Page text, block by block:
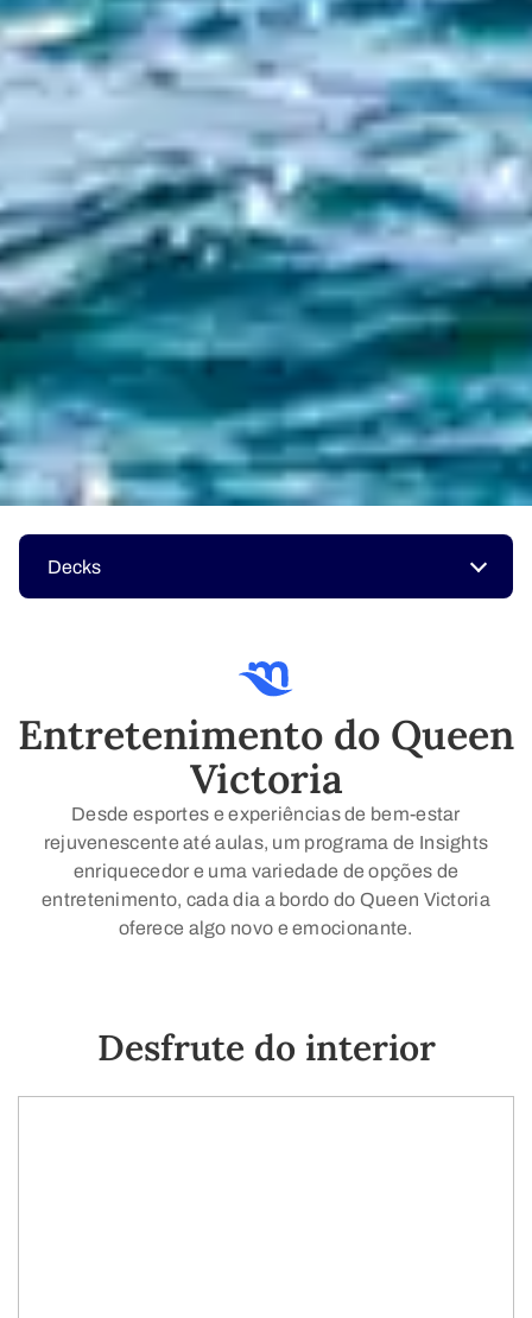
Decks
Entretenimento do Queen
Victoria
Desde esportes e experiências de bem-estar
rejuvenescente até aulas, um programa de Insights
enriquecedor e uma variedade de opções de
entretenimento, cada dia a bordo do Queen Victoria
oferece algo novo e emocionante.
Desfrute do interior